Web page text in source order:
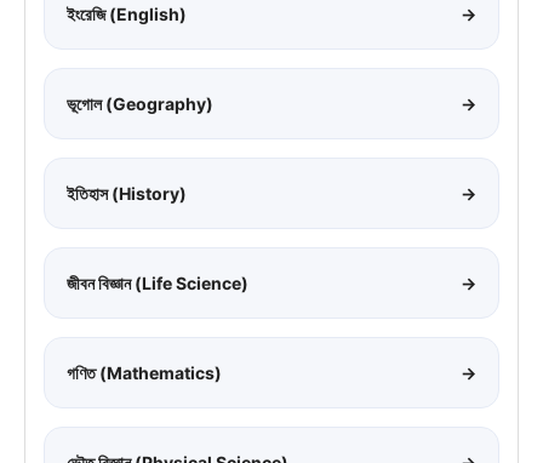
ইংরেজি (English) →
ভূগোল (Geography) →
ইতিহাস (History) →
জীবন বিজ্ঞান (Life Science) →
গণিত (Mathematics) →